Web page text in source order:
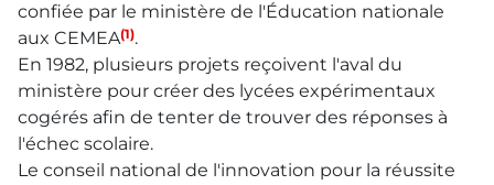
confiée par le ministère de l'Éducation nationale
aux CEMEA(1).
En 1982, plusieurs projets reçoivent l'aval du
ministère pour créer des lycées expérimentaux
cogérés afin de tenter de trouver des réponses à
l'échec scolaire.
Le conseil national de l'innovation pour la réussite